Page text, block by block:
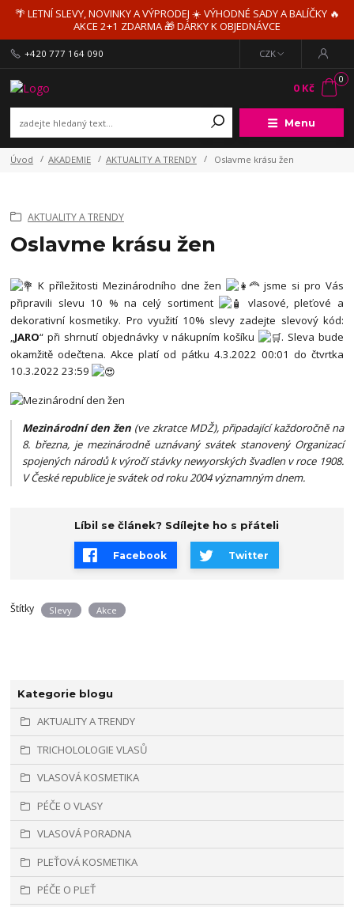
🌴 LETNÍ SLEVY, NOVINKY A VÝPRODEJ ☀️ VÝHODNÉ SADY A BALÍČKY 🔥
AKCE 2+1 ZDARMA 🎁 DÁRKY K OBJEDNÁVCE
Menu
CZK
+420 777 164 090
0
0 Kč
Úvod AKADEMIE AKTUALITY A TRENDY Oslavme krásu žen
Kategorie blogu
AKTUALITY A TRENDY
TRICHOLOLOGIE VLASŮ
VLASOVÁ KOSMETIKA
PÉČE O VLASY
VLASOVÁ PORADNA
PLEŤOVÁ KOSMETIKA
PÉČE O PLEŤ
AKTUALITY A TRENDY
Oslavme krásu žen
K příležitosti Mezinárodního dne žen
jsme si pro Vás
připravili slevu 10 % na celý sortiment
vlasové, pleťové a
dekorativní kosmetiky. Pro využití 10% slevy zadejte slevový kód:
„JARO“ při shrnutí objednávky v nákupním košíku
. Sleva bude
okamžitě odečtena. Akce platí od pátku 4.3.2022 00:01 do čtvrtka
10.3.2022 23:59
Mezinárodní den žen (ve zkratce MDŽ), připadající každoročně na
8. března, je mezinárodně uznávaný svátek stanovený Organizací
spojených národů k výročí stávky newyorských švadlen v roce 1908.
V České republice je svátek od roku 2004 významným dnem.
Líbil se článek? Sdílejte ho s přáteli
Facebook Twitter
Štítky Slevy Akce